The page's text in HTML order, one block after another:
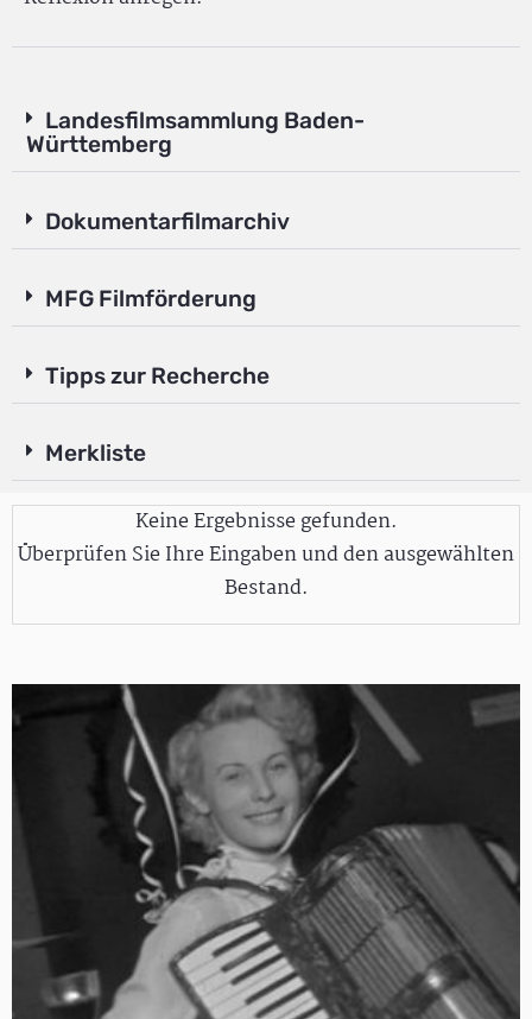
Landesfilmsammlung Baden-
Württemberg
Dokumentarfilmarchiv
MFG Filmförderung
Tipps zur Recherche
Merkliste
Keine Ergebnisse gefunden.
Überprüfen Sie Ihre Eingaben und den ausgewählten
Bestand.